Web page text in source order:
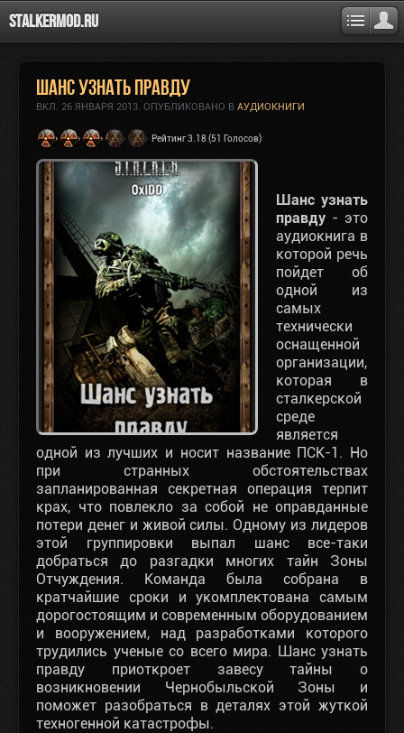
Stalkermod.ru
Шанс узнать правду
ВКЛ. 26 ЯНВАРЯ 2013. ОПУБЛИКОВАНО В АУДИОКНИГИ
Рейтинг 3.18 (51 Голосов)
Шанс узнать
правду - это
аудиокнига в
которой речь
пойдет об
одной из
самых
технически
оснащенной
организации,
которая в
сталкерской
среде
является
одной из лучших и носит название ПСК-1. Но
при странных обстоятельствах
запланированная секретная операция терпит
крах, что повлекло за собой не оправданные
потери денег и живой силы. Одному из лидеров
этой группировки выпал шанс все-таки
добраться до разгадки многих тайн Зоны
Отчуждения. Команда была собрана в
кратчайшие сроки и укомплектована самым
дорогостоящим и современным оборудованием
и вооружением, над разработками которого
трудились ученые со всего мира. Шанс узнать
правду приоткроет завесу тайны о
возникновении Чернобыльской Зоны и
поможет разобраться в деталях этой жуткой
техногенной катастрофы.